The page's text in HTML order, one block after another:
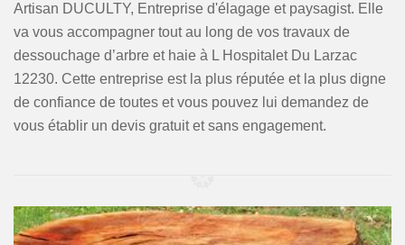
Artisan DUCULTY, Entreprise d'élagage et paysagist. Elle
va vous accompagner tout au long de vos travaux de
dessouchage d’arbre et haie à L Hospitalet Du Larzac
12230. Cette entreprise est la plus réputée et la plus digne
de confiance de toutes et vous pouvez lui demandez de
vous établir un devis gratuit et sans engagement.